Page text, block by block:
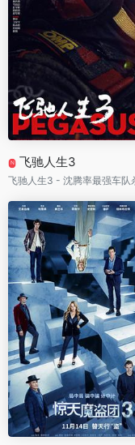
N 飞驰人生3